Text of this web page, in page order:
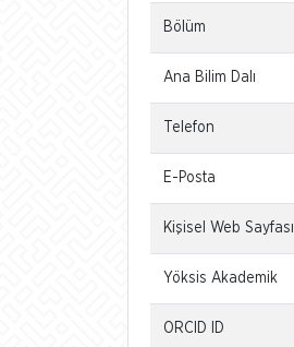
Bölüm
Ana Bilim Dalı
Telefon
E-Posta
Kişisel Web Sayfası
Yöksis Akademik
ORCID ID